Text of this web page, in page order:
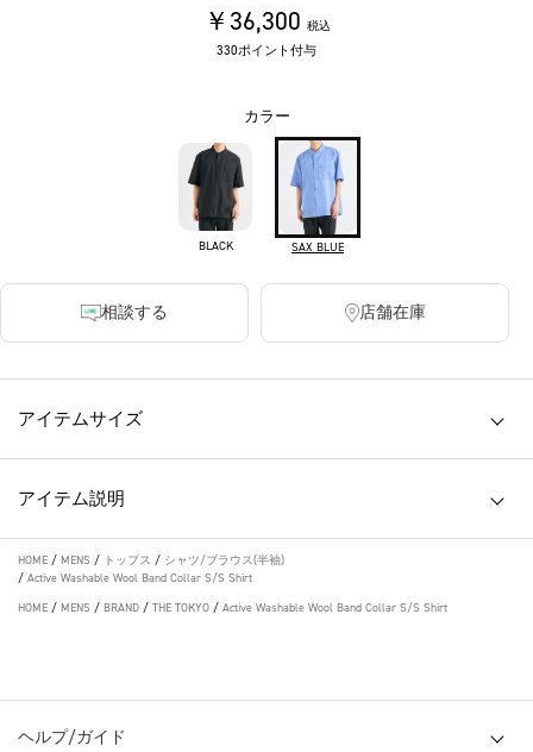
￥36,300 税込
330ポイント付与
カラー
BLACK SAX BLUE
相談する 店舗在庫
アイテムサイズ
アイテム説明
HOME / MENS / トップス / シャツ/ブラウス(半袖)
/ Active Washable Wool Band Collar S/S Shirt
HOME / MENS / BRAND / THE TOKYO / Active Washable Wool Band Collar S/S Shirt
ヘルプ/ガイド